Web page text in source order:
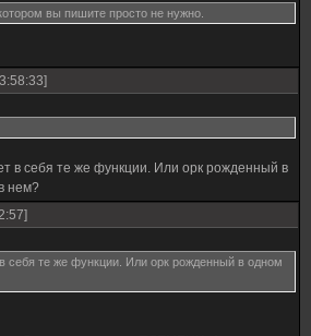
вы пишите просто не нужно.
в себя те же функции. Или орк рожденный в
нем?
себя те же функции. Или орк рожденный в одном